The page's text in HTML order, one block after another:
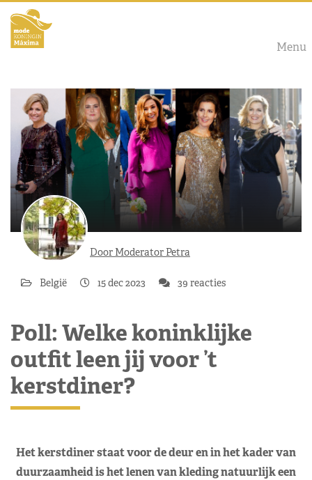
Menu
Door Moderator Petra
België 15 dec 2023 39 reacties
Poll: Welke koninklijke
outfit leen jij voor ’t
kerstdiner?
Het kerstdiner staat voor de deur en in het kader van
duurzaamheid is het lenen van kleding natuurlijk een